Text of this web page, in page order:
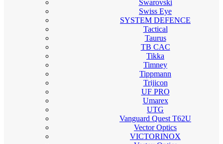
Swarovski
Swiss Eye
SYSTEM DEFENCE
Tactical
Taurus
TB CAC
Tikka
Timney
Tippmann
Trijicon
UF PRO
Umarex
UTG
Vanguard Quest T62U
Vector Optics
VICTORINOX